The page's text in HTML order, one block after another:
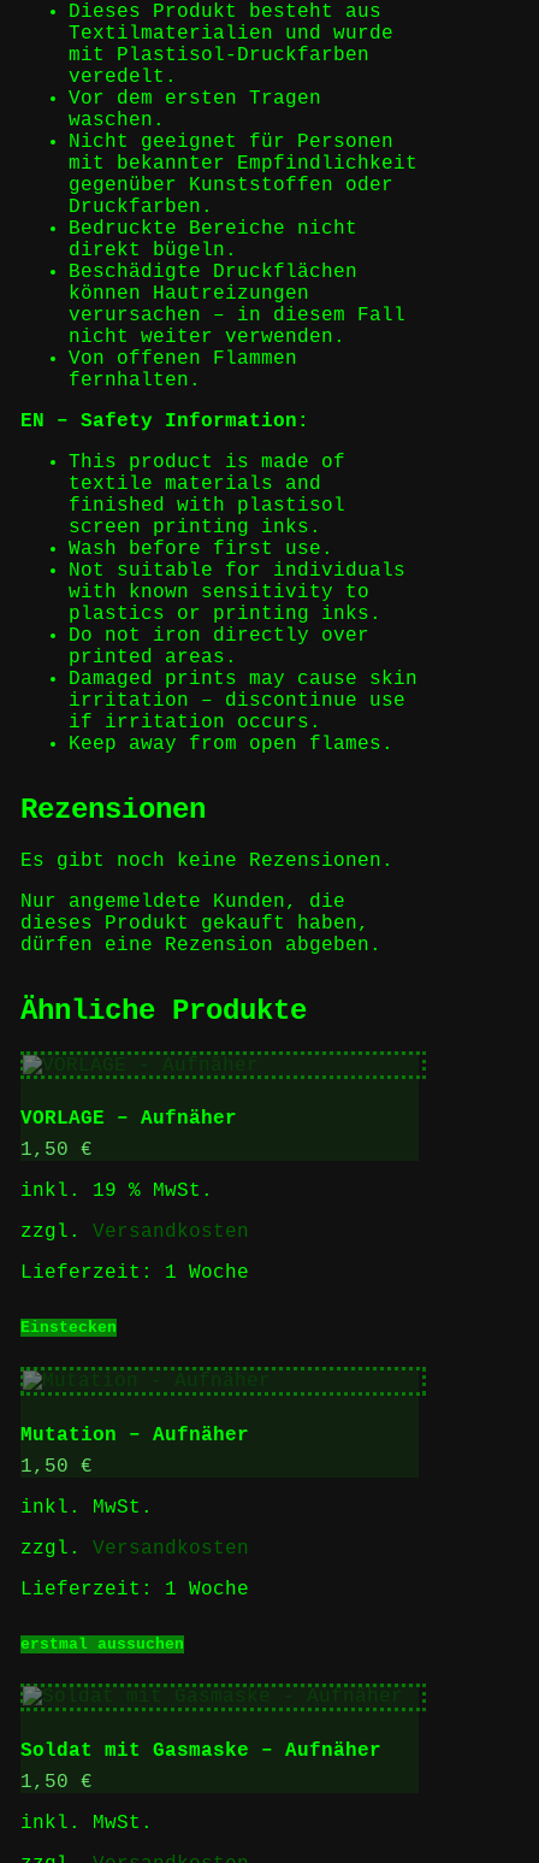
Dieses Produkt besteht aus
Textilmaterialien und wurde
mit Plastisol-Druckfarben
veredelt.
Vor dem ersten Tragen
waschen.
Nicht geeignet für Personen
mit bekannter Empfindlichkeit
gegenüber Kunststoffen oder
Druckfarben.
Bedruckte Bereiche nicht
direkt bügeln.
Beschädigte Druckflächen
können Hautreizungen
verursachen – in diesem Fall
nicht weiter verwenden.
Von offenen Flammen
fernhalten.
EN – Safety Information:
This product is made of
textile materials and
finished with plastisol
screen printing inks.
Wash before first use.
Not suitable for individuals
with known sensitivity to
plastics or printing inks.
Do not iron directly over
printed areas.
Damaged prints may cause skin
irritation – discontinue use
if irritation occurs.
Keep away from open flames.
Rezensionen
Es gibt noch keine Rezensionen.
Nur angemeldete Kunden, die
dieses Produkt gekauft haben,
dürfen eine Rezension abgeben.
Ähnliche Produkte
VORLAGE – Aufnäher
1,50 €
inkl. 19 % MwSt.
zzgl. Versandkosten
Lieferzeit: 1 Woche
Einstecken
Mutation – Aufnäher
1,50 €
inkl. MwSt.
zzgl. Versandkosten
Lieferzeit: 1 Woche
erstmal aussuchenProdukt
mehrere
Varianten
auf.
Die
Soldat mit Gasmaske – Aufnäher
1,50 €
inkl. MwSt.